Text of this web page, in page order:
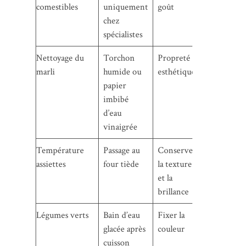
comestibles
uniquement
chez
spécialistes
goût
Nettoyage du
marli
Torchon
humide ou
papier
imbibé
d’eau
vinaigrée
Propreté
esthétique
Température
assiettes
Passage au
four tiède
Conserver
la texture
et la
brillance
Légumes verts
Bain d’eau
glacée après
cuisson
Fixer la
couleur